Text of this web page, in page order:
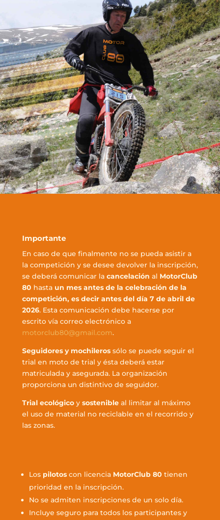
Importante
En caso de que finalmente no se pueda asistir a
la competición y se desee devolver la inscripción,
se deberá comunicar la cancelación al MotorClub
80 hasta un mes antes de la celebración de la
competición, es decir antes del día 7 de abril de
2026. Esta comunicación debe hacerse por
escrito vía correo electrónico a
motorclub80@gmail.com.
Seguidores y mochileros sólo se puede seguir el
trial en moto de trial y ésta deberá estar
matriculada y asegurada. La organización
proporciona un distintivo de seguidor.
Trial ecológicoy sostenibleal limitar al máximo
el uso de material no reciclable en el recorrido y
las zonas.
Los pilotoscon licencia MotorClub 80 tienen
prioridad en la inscripción.
No se admiten inscripciones de un solo día.
Incluye seguro para todos los participantes y